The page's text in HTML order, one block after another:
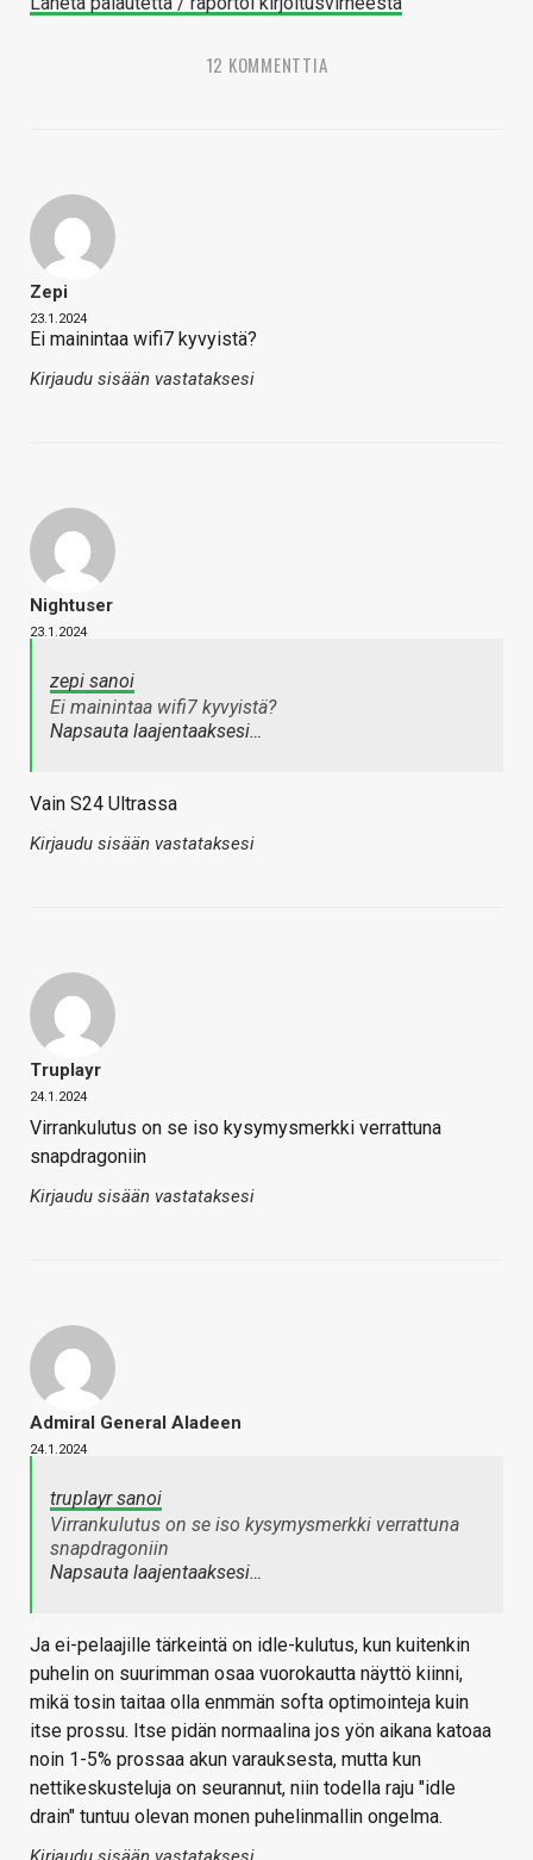
12 KOMMENTTIA
Zepi
23.1.2024
Ei mainintaa wifi7 kyvyistä?
Kirjaudu sisään vastataksesi
Nightuser
23.1.2024
zepi sanoi
Ei mainintaa wifi7 kyvyistä?
Napsauta laajentaaksesi…
Vain S24 Ultrassa
Kirjaudu sisään vastataksesi
Truplayr
24.1.2024
Virrankulutus on se iso kysymysmerkki verrattuna
snapdragoniin
Kirjaudu sisään vastataksesi
Admiral General Aladeen
24.1.2024
truplayr sanoi
Virrankulutus on se iso kysymysmerkki verrattuna
snapdragoniin
Napsauta laajentaaksesi…
Ja ei-pelaajille tärkeintä on idle-kulutus, kun kuitenkin
puhelin on suurimman osaa vuorokautta näyttö kiinni,
mikä tosin taitaa olla enmmän softa optimointeja kuin
itse prossu. Itse pidän normaalina jos yön aikana katoaa
noin 1-5% prossaa akun varauksesta, mutta kun
nettikeskusteluja on seurannut, niin todella raju "idle
drain" tuntuu olevan monen puhelinmallin ongelma.